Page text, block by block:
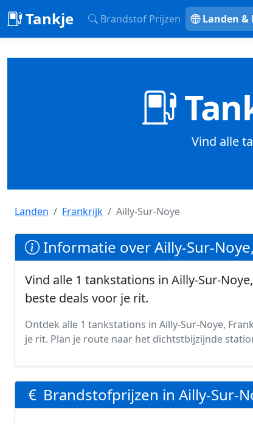
Tankje Brandstof Prijzen Landen &
Vind alle
Landen Frankrijk Ailly-Sur-Noye
Informatie over Ailly-Sur-
Vind alle 1 tankstations in Ailly-Sur-
beste deals voor je rit.
Ontdek alle 1 tankstations in Ailly-Sur-Noye,
je rit. Plan je route naar het dichtstbijzijnde
Brandstofprijzen in Ailly-Sur-